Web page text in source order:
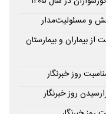
و مسئولیت‌مدار
از بیماران و بیمارستان
روز خبرنگار
روز خبرنگار